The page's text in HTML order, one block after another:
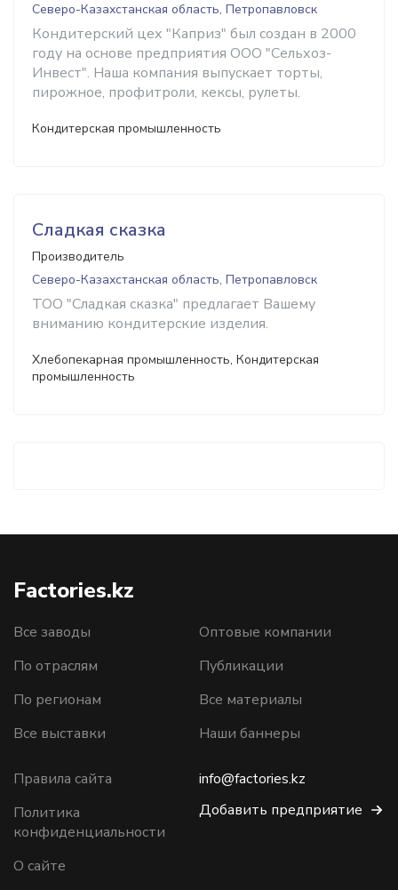
Северо-Казахстанская область, Петропавловск
Кондитерский цех "Каприз" был создан в 2000
году на основе предприятия ООО "Сельхоз-
Инвест". Наша компания выпускает торты,
пирожное, профитроли, кексы, рулеты.
Кондитерская промышленность
Сладкая сказка
Производитель
Северо-Казахстанская область, Петропавловск
ТОО "Сладкая сказка" предлагает Вашему
вниманию кондитерские изделия.
Хлебопекарная промышленность, Кондитерская
промышленность
Factories.kz
Все заводы
По отраслям
По регионам
Все выставки
Оптовые компании
Публикации
Все материалы
Наши баннеры
Правила сайта
Политика
конфиденциальности
О сайте
info@factories.kz
Добавить предприятие